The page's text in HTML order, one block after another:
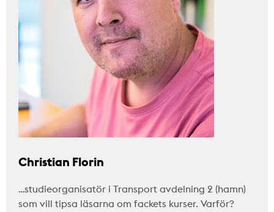
Christian Florin
…studieorganisatör i Transport avdelning 2 (hamn)
som vill tipsa läsarna om fackets kurser. Varför?